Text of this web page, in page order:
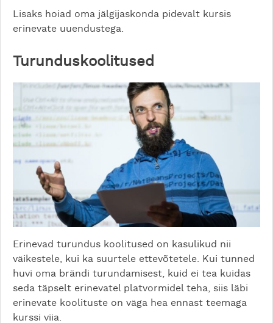
Lisaks hoiad oma jälgijaskonda pidevalt kursis
erinevate uuendustega.
Turunduskoolitused
Erinevad turundus koolitused on kasulikud nii
väikestele, kui ka suurtele ettevõtetele. Kui tunned
huvi oma brändi turundamisest, kuid ei tea kuidas
seda täpselt erinevatel platvormidel teha, siis läbi
erinevate koolituste on väga hea ennast teemaga
kurssi viia.